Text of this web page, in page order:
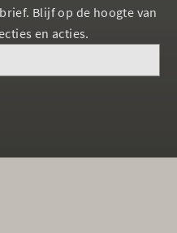
Blijf op de hoogte van
en acties.